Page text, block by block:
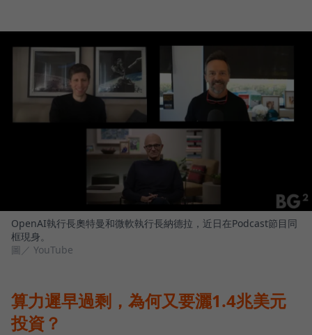
OpenAI執行長奧特曼和微軟執行長納德拉，近日在Podcast節目同
框現身。
圖／ YouTube
算力遲早過剩，為何又要灑1.4兆美元
投資？